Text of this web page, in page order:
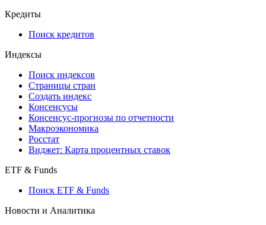
Кредиты
Поиск кредитов
Индексы
Поиск индексов
Страницы стран
Создать индекс
Консенсусы
Консенсус-прогнозы по отчетности
Макроэкономика
Росстат
Виджет: Карта процентных ставок
ETF & Funds
Поиск ETF & Funds
Новости и Аналитика